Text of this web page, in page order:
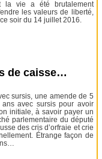
la vie a été brutalement
les valeurs de liberté,
soir du 14 juillet 2016.
de caisse…
sursis, une amende de 5
avec sursis pour avoir
initiale, à savoir payer un
parlementaire du député
des cris d’orfraie et crie
Étrange façon de